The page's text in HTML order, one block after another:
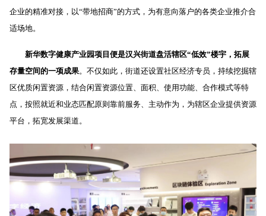
企业的精准对接，以“带地招商”的方式，为有意向落户的各类企业推介合
适场地。
新华数字健康产业园项目便是汉兴街道盘活辖区“低效”楼宇，拓展
存量空间的一项成果。不仅如此，街道还设置社区经济专员，持续挖掘辖
区优质闲置资源，结合闲置资源位置、面积、使用功能、合作模式等特
点，按照就近和业态匹配原则靠前服务、主动作为，为辖区企业提供资源
平台，拓宽发展渠道。